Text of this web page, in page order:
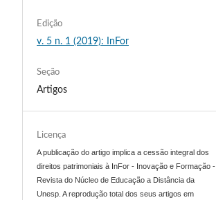
Edição
v. 5 n. 1 (2019): InFor
Seção
Artigos
Licença
A publicação do artigo implica a cessão integral dos
direitos patrimoniais à InFor - Inovação e Formação -
Revista do Núcleo de Educação a Distância da
Unesp. A reprodução total dos seus artigos em